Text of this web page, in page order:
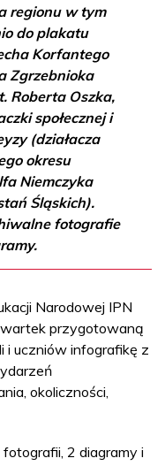
regionu w tym
do plakatu
Korfantego
Zgrzebnioka
Roberta Oszka,
społecznej i
(działacza
okresu
Niemczyka
Śląskich).
fotografie
Narodowej IPN
przygotowaną
i uczniów infografikę z
okoliczności,
2 diagramy i